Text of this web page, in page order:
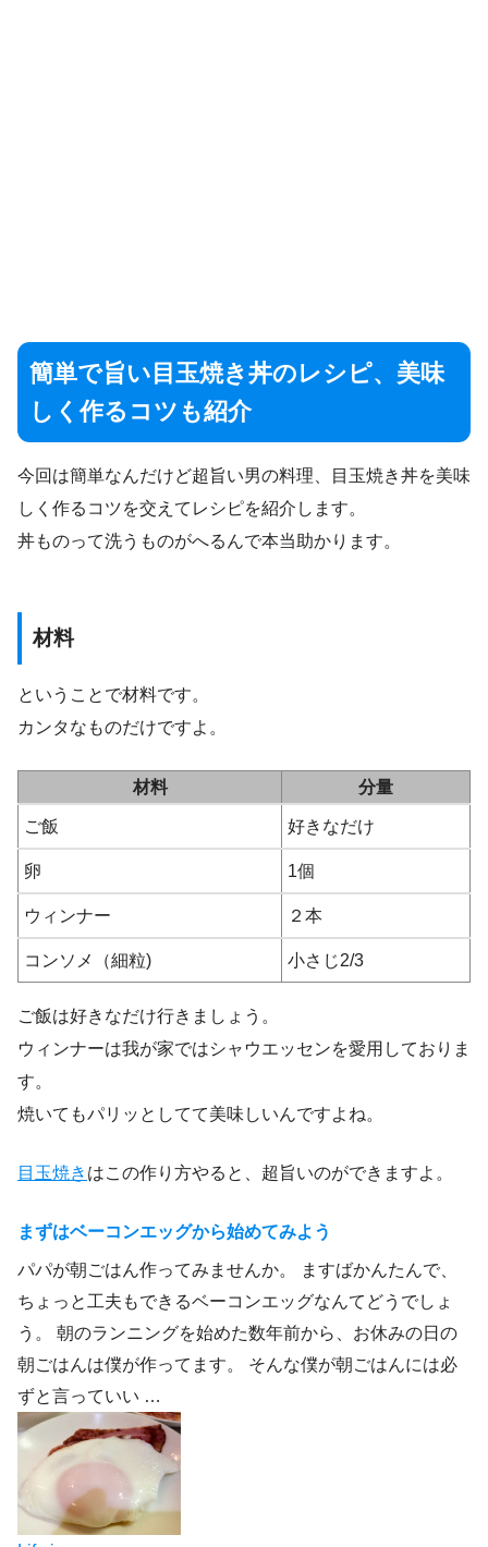
簡単で旨い目玉焼き丼のレシピ、美味
しく作るコツも紹介
今回は簡単なんだけど超旨い男の料理、目玉焼き丼を美味
しく作るコツを交えてレシピを紹介します。
丼ものって洗うものがへるんで本当助かります。
材料
ということで材料です。
カンタなものだけですよ。
材料 分量
ご飯 好きなだけ
卵 1個
ウィンナー ２本
コンソメ（細粒) 小さじ2/3
ご飯は好きなだけ行きましょう。
ウィンナーは我が家ではシャウエッセンを愛用しておりま
す。
焼いてもパリッとしてて美味しいんですよね。
目玉焼き はこの作り方やると、超旨いのができますよ。
まずはベーコンエッグから始めてみよう
パパが朝ごはん作ってみませんか。 ますばかんたんで、
ちょっと工夫もできるベーコンエッグなんてどうでしょ
う。 朝のランニングを始めた数年前から、お休みの日の
朝ごはんは僕が作ってます。 そんな僕が朝ごはんには必
ずと言っていい …